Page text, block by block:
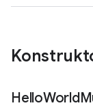
HelloWorld